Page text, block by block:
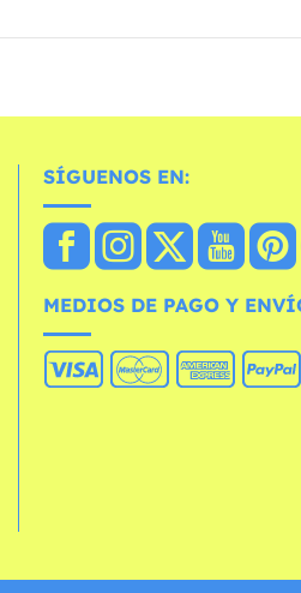
SÍGUENOS EN:
MEDIOS DE PAGO Y